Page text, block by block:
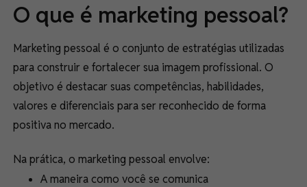
O que é marketing pessoal?
Marketing pessoal é o conjunto de estratégias utilizadas
para construir e fortalecer sua imagem profissional. O
objetivo é destacar suas competências, habilidades,
valores e diferenciais para ser reconhecido de forma
positiva no mercado.
Na prática, o marketing pessoal envolve:
A maneira como você se comunica